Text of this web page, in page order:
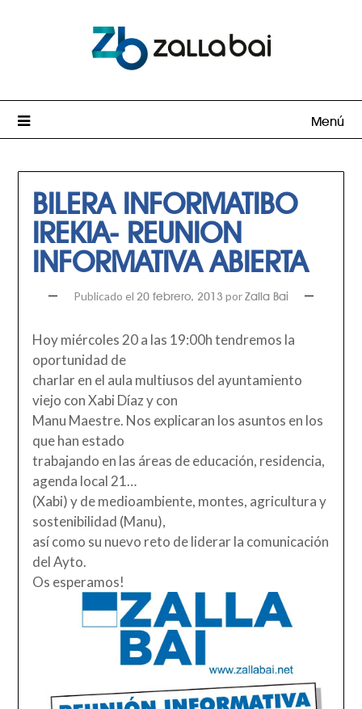
Menú
BILERA INFORMATIBO
IREKIA- REUNION
INFORMATIVA ABIERTA
Publicado el 20 febrero, 2013 por Zalla Bai
Hoy miércoles 20 a las 19:00h tendremos la
oportunidad de
charlar en el aula multiusos del ayuntamiento
viejo con Xabi Díaz y con
Manu Maestre. Nos explicaran los asuntos en los
que han estado
trabajando en las áreas de educación, residencia,
agenda local 21…
(Xabi) y de medioambiente, montes, agricultura y
sostenibilidad (Manu),
así como su nuevo reto de liderar la comunicación
del Ayto.
Os esperamos!